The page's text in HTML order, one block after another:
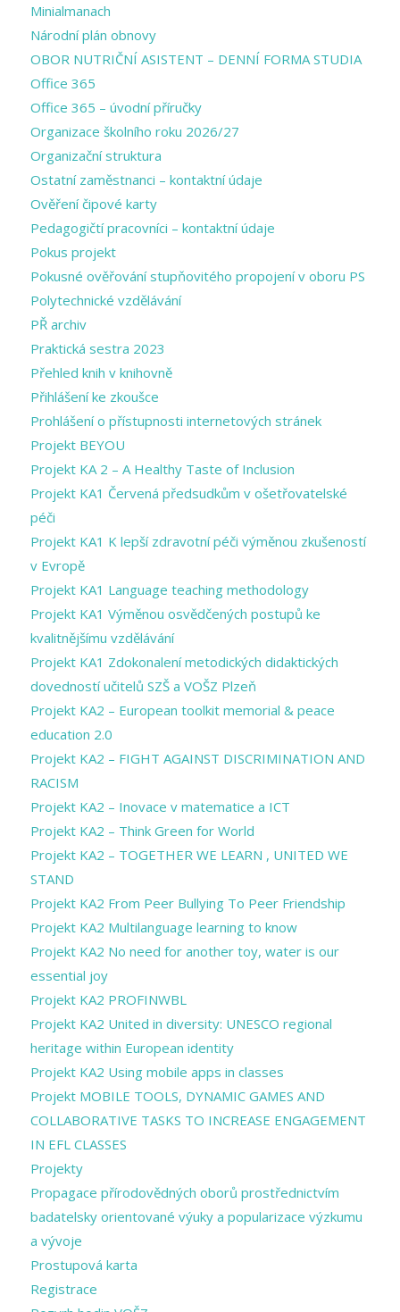
Minialmanach
Národní plán obnovy
OBOR NUTRIČNÍ ASISTENT – DENNÍ FORMA STUDIA
Office 365
Office 365 – úvodní příručky
Organizace školního roku 2026/27
Organizační struktura
Ostatní zaměstnanci – kontaktní údaje
Ověření čipové karty
Pedagogičtí pracovníci – kontaktní údaje
Pokus projekt
Pokusné ověřování stupňovitého propojení v oboru PS
Polytechnické vzdělávání
PŘ archiv
Praktická sestra 2023
Přehled knih v knihovně
Přihlášení ke zkoušce
Prohlášení o přístupnosti internetových stránek
Projekt BEYOU
Projekt KA 2 – A Healthy Taste of Inclusion
Projekt KA1 Červená předsudkům v ošetřovatelské
péči
Projekt KA1 K lepší zdravotní péči výměnou zkušeností
v Evropě
Projekt KA1 Language teaching methodology
Projekt KA1 Výměnou osvědčených postupů ke
kvalitnějšímu vzdělávání
Projekt KA1 Zdokonalení metodických didaktických
dovedností učitelů SZŠ a VOŠZ Plzeň
Projekt KA2 – European toolkit memorial & peace
education 2.0
Projekt KA2 – FIGHT AGAINST DISCRIMINATION AND
RACISM
Projekt KA2 – Inovace v matematice a ICT
Projekt KA2 – Think Green for World
Projekt KA2 – TOGETHER WE LEARN , UNITED WE
STAND
Projekt KA2 From Peer Bullying To Peer Friendship
Projekt KA2 Multilanguage learning to know
Projekt KA2 No need for another toy, water is our
essential joy
Projekt KA2 PROFINWBL
Projekt KA2 United in diversity: UNESCO regional
heritage within European identity
Projekt KA2 Using mobile apps in classes
Projekt MOBILE TOOLS, DYNAMIC GAMES AND
COLLABORATIVE TASKS TO INCREASE ENGAGEMENT
IN EFL CLASSES
Projekty
Propagace přírodovědných oborů prostřednictvím
badatelsky orientované výuky a popularizace výzkumu
a vývoje
Prostupová karta
Registrace